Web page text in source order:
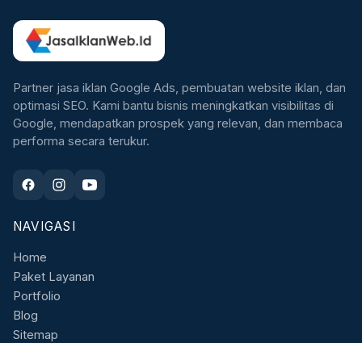
Partner jasa iklan Google Ads, pembuatan website iklan, dan
optimasi SEO. Kami bantu bisnis meningkatkan visibilitas di
Google, mendapatkan prospek yang relevan, dan membaca
performa secara terukur.
NAVIGASI
Home
Paket Layanan
Portfolio
Blog
Sitemap